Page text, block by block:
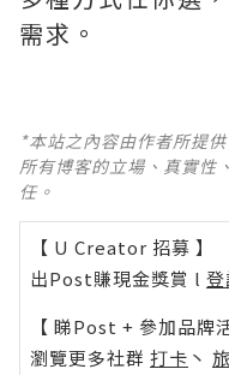
需求。
*本站之內容由作者所提
所有博客的立場、真實性
任。
【 U Creator 招募 】
出Post賺現金獎賞 l 登
【 睇Post + 參加品牌
瀏覽更多社群 打卡 丶